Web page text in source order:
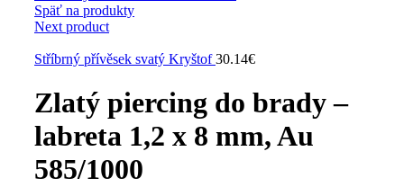
Späť na produkty
Next product
Stříbrný přívěsek svatý Kryštof30.14€
Zlatý piercing do brady –
labreta 1,2 x 8 mm, Au
585/1000